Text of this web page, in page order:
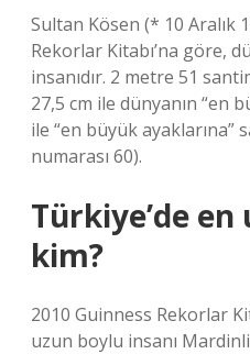
Sultan Kösen (* 10 Aralık
Rekorlar Kitabı’na göre,
insanıdır. 2 metre 51
27,5 cm ile dünyanın “en
ile “en büyük ayaklarına”
numarası 60).
Türkiye’de
kim?
2010 Guinness Rekorlar
uzun boylu insanı